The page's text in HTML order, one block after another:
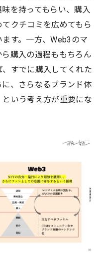
を持ってもらい、購入
クチコミを広めてもら
す。一方、Web3のマ
購入の過程ももちろん
すでに購入してくれた
、さらなるブランド体
いう考え方が重要にな